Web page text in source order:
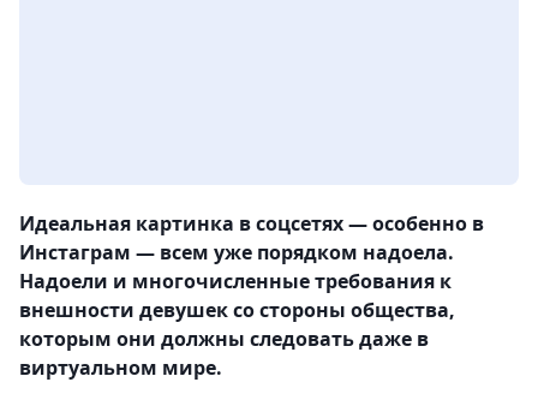
Идеальная картинка в соцсетях — особенно в
Инстаграм — всем уже порядком надоела.
Надоели и многочисленные требования к
внешности девушек со стороны общества,
которым они должны следовать даже в
виртуальном мире.